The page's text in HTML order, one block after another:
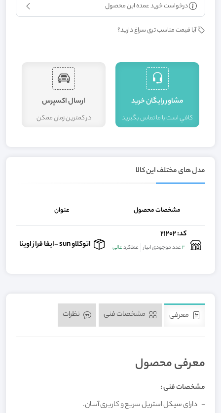
درخواست خرید عمده این محصول
آیا قیمت مناسب تری سراغ دارید؟
مشاور رايگان خريد
کافي است با ما تماس بگيريد
ارسال اکسپرس
در کمترين زمان ممکن
مدل های مختلف این کالا
مشخصات محصول عنوان
کد: 21202
2عدد موجودی انبار عملکردعالی اتوکلاو sun -ایفا فراز اوینا
معرفی
معرفی محصول
مشخصات فنی :
- دارای سیکل استریل سریع و کاربری آسان.